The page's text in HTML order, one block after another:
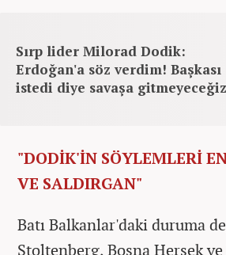
Sırp lider Milorad Dodik:
Erdoğan'a söz verdim! Başkası
istedi diye savaşa gitmeyeceğiz
"DODİK'İN SÖYLEMLERİ
VE SALDIRGAN"
Batı Balkanlar'daki duruma
Stoltenberg, Bosna Hersek